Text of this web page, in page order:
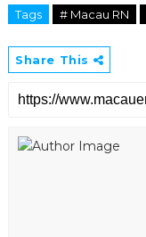
Tags # Macau RN
Share This